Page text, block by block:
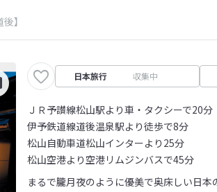
】
日本旅行 収集中
ＪＲ予讃線松山駅より車・タクシーで20分
伊予鉄道線道後温泉駅より徒歩で8分
松山自動車道松山インターより25分
松山空港より空港リムジンバスで45分
まるで朧月夜のように優美で奥床しい日